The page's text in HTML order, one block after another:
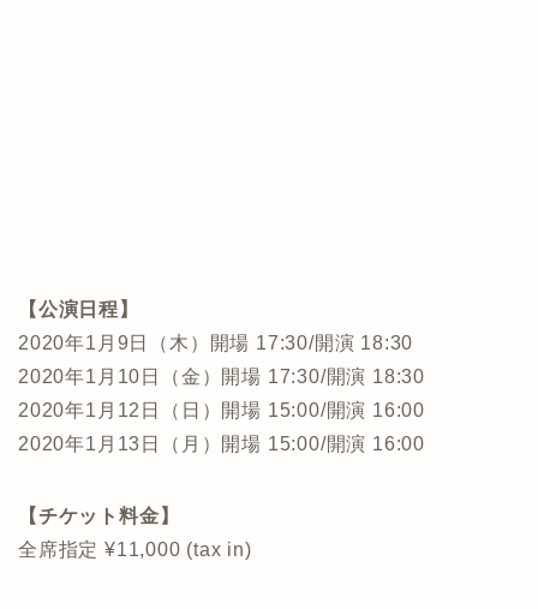
【公演日程】
2020年1月9日（木）開場 17:30/開演 18:30
2020年1月10日（金）開場 17:30/開演 18:30
2020年1月12日（日）開場 15:00/開演 16:00
2020年1月13日（月）開場 15:00/開演 16:00
【チケット料金】
全席指定 ¥11,000 (tax in)